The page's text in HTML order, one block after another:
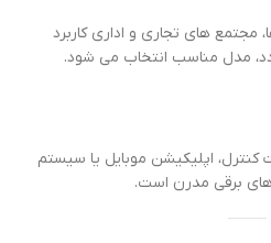
مجتمع های تجاری و اداری کاربرد
مدل مناسب انتخاب می شود.
اپلیکیشن موبایل یا سیستم
برقی مدرن است.